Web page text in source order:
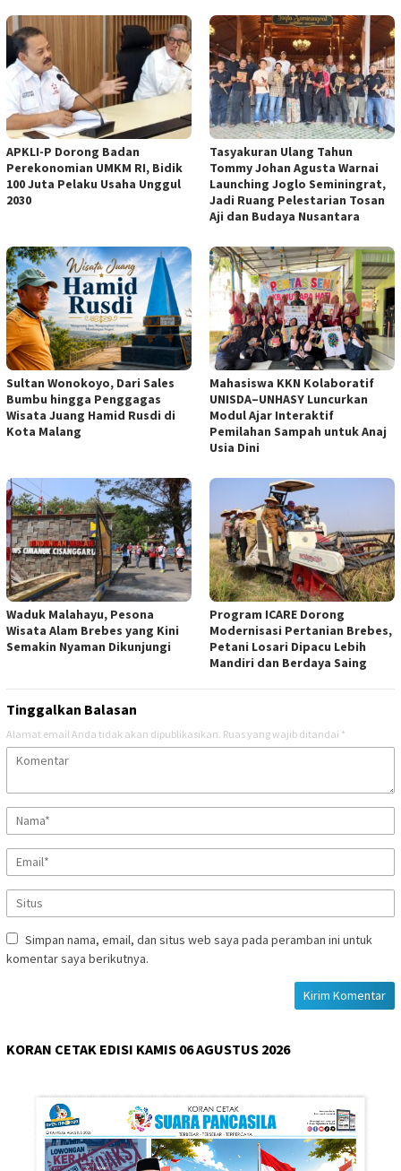
APKLI-P Dorong Badan
Perekonomian UMKM RI, Bidik
100 Juta Pelaku Usaha Unggul
2030
Tasyakuran Ulang Tahun
Tommy Johan Agusta Warnai
Launching Joglo Seminingrat,
Jadi Ruang Pelestarian Tosan
Aji dan Budaya Nusantara
Sultan Wonokoyo, Dari Sales
Bumbu hingga Penggagas
Wisata Juang Hamid Rusdi di
Kota Malang
Mahasiswa KKN Kolaboratif
UNISDA–UNHASY Luncurkan
Modul Ajar Interaktif
Pemilahan Sampah untuk Anaj
Usia Dini
Waduk Malahayu, Pesona
Wisata Alam Brebes yang Kini
Semakin Nyaman Dikunjungi
Program ICARE Dorong
Modernisasi Pertanian Brebes,
Petani Losari Dipacu Lebih
Mandiri dan Berdaya Saing
Tinggalkan Balasan
Alamat email Anda tidak akan dipublikasikan. Ruas yang wajib ditandai *
Simpan nama, email, dan situs web saya pada peramban ini untuk
komentar saya berikutnya.
KORAN CETAK EDISI KAMIS 06 AGUSTUS 2026